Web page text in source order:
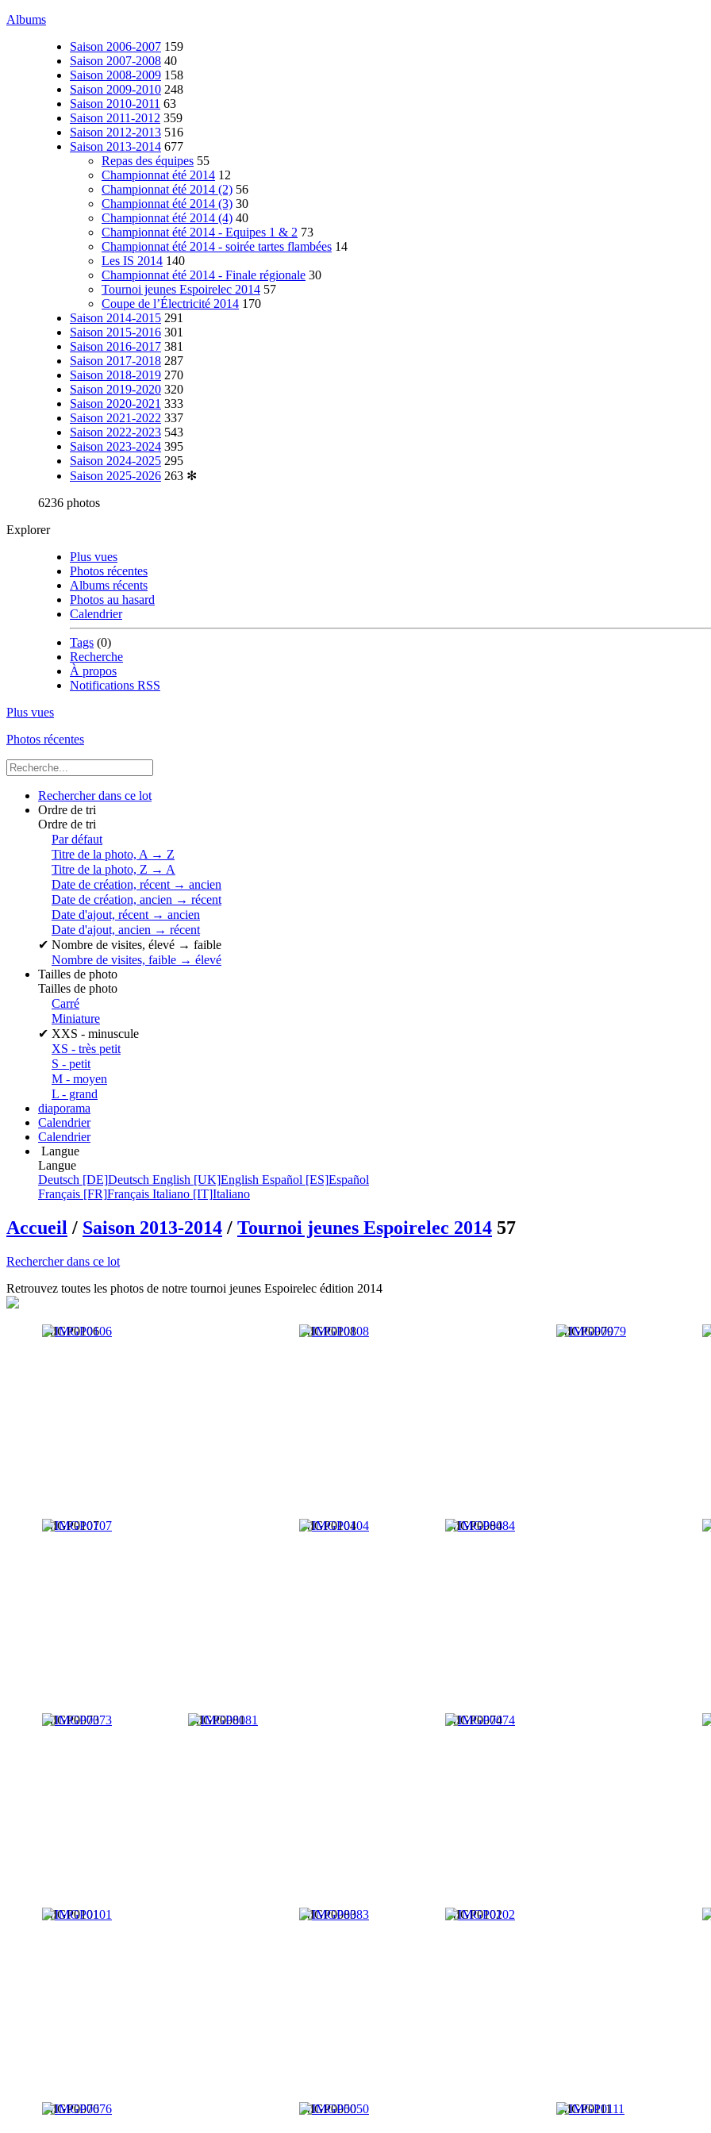
Albums
Saison 2006-2007 159
Saison 2007-2008 40
Saison 2008-2009 158
Saison 2009-2010 248
Saison 2010-2011 63
Saison 2011-2012 359
Saison 2012-2013 516
Saison 2013-2014 677
Repas des équipes 55
Championnat été 2014 12
Championnat été 2014 (2) 56
Championnat été 2014 (3) 30
Championnat été 2014 (4) 40
Championnat été 2014 - Equipes 1 & 2 73
Championnat été 2014 - soirée tartes flambées 14
Les IS 2014 140
Championnat été 2014 - Finale régionale 30
Tournoi jeunes Espoirelec 2014 57
Coupe de l’Électricité 2014 170
Saison 2014-2015 291
Saison 2015-2016 301
Saison 2016-2017 381
Saison 2017-2018 287
Saison 2018-2019 270
Saison 2019-2020 320
Saison 2020-2021 333
Saison 2021-2022 337
Saison 2022-2023 543
Saison 2023-2024 395
Saison 2024-2025 295
Saison 2025-2026 263 ✻
6236 photos
Explorer
Plus vues
Photos récentes
Albums récents
Photos au hasard
Calendrier
Tags (0)
Recherche
À propos
Notifications RSS
Plus vues
Photos récentes
Rechercher dans ce lot
Ordre de tri
Ordre de tri
Par défaut
Titre de la photo, A → Z
Titre de la photo, Z → A
Date de création, récent → ancien
Date de création, ancien → récent
Date d'ajout, récent → ancien
Date d'ajout, ancien → récent
✔ Nombre de visites, élevé → faible
Nombre de visites, faible → élevé
Tailles de photo
Tailles de photo
Carré
Miniature
✔ XXS - minuscule
XS - très petit
S - petit
M - moyen
L - grand
diaporama
Calendrier
Calendrier
Langue
Langue
Deutsch [DE]Deutsch English [UK]English Español [ES]Español
Français [FR]Français Italiano [IT]Italiano
Accueil / Saison 2013-2014 / Tournoi jeunes Espoirelec 2014 57
Rechercher dans ce lot
Retrouvez toutes les photos de notre tournoi jeunes Espoirelec édition 2014
IMGP0106 IMGP0108 IMGP0079
IMGP0107 IMGP0104 IMGP0084
IMGP0073 IMGP0081 IMGP0074
IMGP0101 IMGP0083 IMGP0102
IMGP0076 IMGP0050 IMGP0111